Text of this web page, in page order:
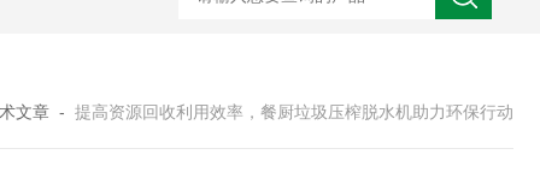
文章 - 提高资源回收利用效率，餐厨垃圾压榨脱水机助力环保行动